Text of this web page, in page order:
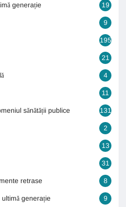
generație 19
9
195
21
4
11
sănătății publice 131
2
13
31
retrase 8
generație 9